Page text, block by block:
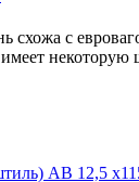
схожа с
некоторую